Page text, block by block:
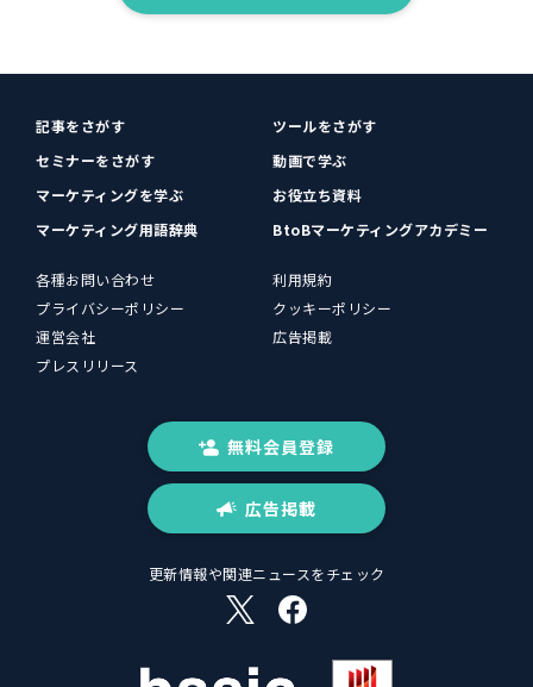
記事をさがす
ツールをさがす
セミナーをさがす
動画で学ぶ
マーケティングを学ぶ
お役立ち資料
マーケティング用語辞典
BtoBマーケティングアカデミー
各種お問い合わせ
利用規約
プライバシーポリシー
クッキーポリシー
運営会社
広告掲載
プレスリリース
無料会員登録
広告掲載
更新情報や関連ニュースをチェック